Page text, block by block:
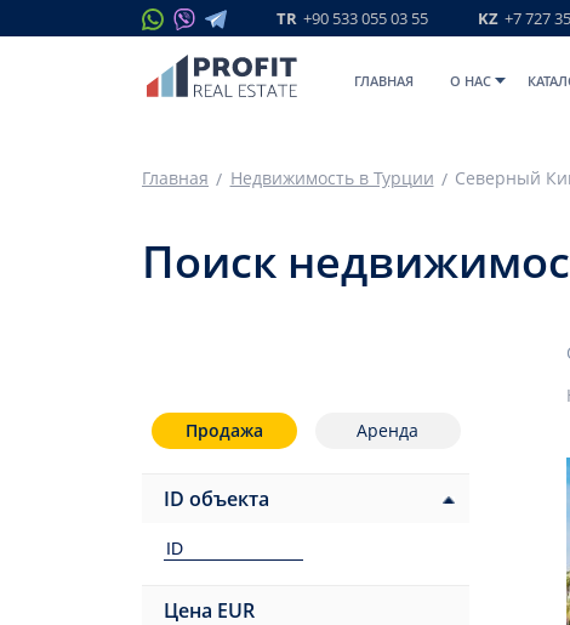
TR +90 533 055 03 55 KZ +7 727
ГЛАВНАЯ O НАС
Главная Недвижимость в Турции Северный
Поиск
Продажа Аренда
ID объекта
Цена EUR